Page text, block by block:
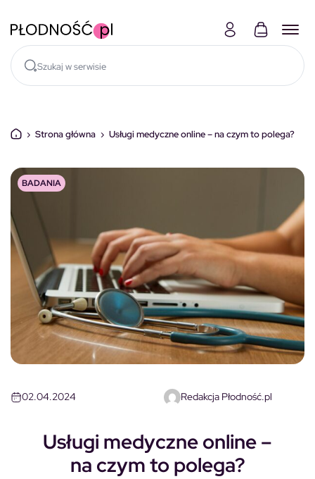
› Strona główna › Usługi medyczne online – na czym to polega?
BADANIA
02.04.2024 Redakcja Płodność.pl
Usługi medyczne online –
na czym to polega?